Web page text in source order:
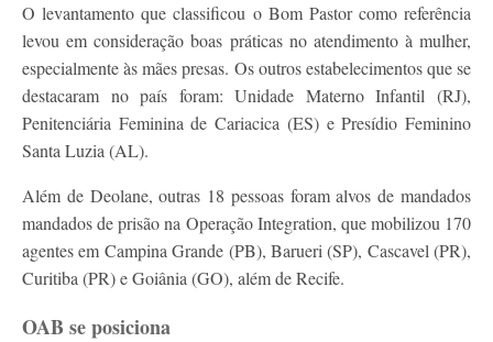
O levantamento que classificou o Bom Pastor como referência
levou em consideração boas práticas no atendimento à mulher,
especialmente às mães presas. Os outros estabelecimentos que se
destacaram no país foram: Unidade Materno Infantil (RJ),
Penitenciária Feminina de Cariacica (ES) e Presídio Feminino
Santa Luzia (AL).
Além de Deolane, outras 18 pessoas foram alvos de mandados
mandados de prisão na Operação Integration, que mobilizou 170
agentes em Campina Grande (PB), Barueri (SP), Cascavel (PR),
Curitiba (PR) e Goiânia (GO), além de Recife.
OAB se posiciona